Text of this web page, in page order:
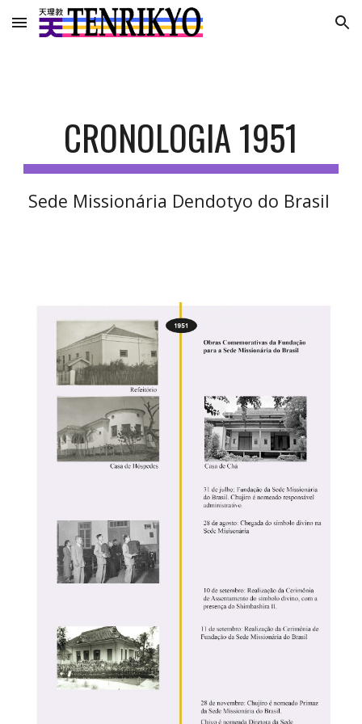
Skip to main content Skip to navigation
CRONOLOGIA 1951
Sede Missionária Dendotyo do Brasil